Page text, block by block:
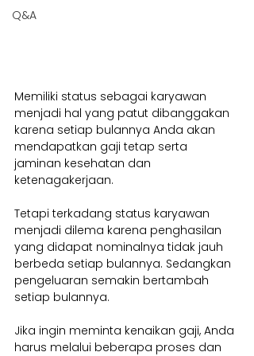
Q&A
Memiliki status sebagai karyawan
menjadi hal yang patut dibanggakan
karena setiap bulannya Anda akan
mendapatkan gaji tetap serta
jaminan kesehatan dan
ketenagakerjaan.
Tetapi terkadang status karyawan
menjadi dilema karena penghasilan
yang didapat nominalnya tidak jauh
berbeda setiap bulannya. Sedangkan
pengeluaran semakin bertambah
setiap bulannya.
Jika ingin meminta kenaikan gaji, Anda
harus melalui beberapa proses dan